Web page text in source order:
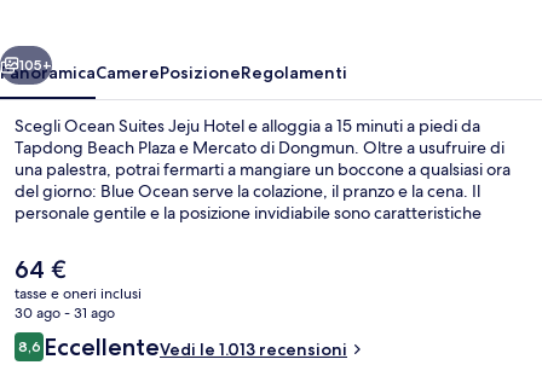
Avanti
105+
PanoramicaCamerePosizioneRegolamenti
Scegli Ocean Suites Jeju Hotel e alloggia a 15 minuti a piedi da
Tapdong Beach Plaza e Mercato di Dongmun. Oltre a usufruire di
una palestra, potrai fermarti a mangiare un boccone a qualsiasi ora
del giorno: Blue Ocean serve la colazione, il pranzo e la cena. Il
personale gentile e la posizione invidiabile sono caratteristiche
Il
prezzo
attuale
è
64 €
64 €
tasse e oneri inclusi
30 ago - 31 ago
Recensioni
8,68,6 su 10
EccellenteVedi le 1.013 recensioni